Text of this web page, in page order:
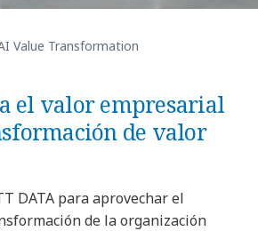
Value Transformation
el valor empresarial
de valor
DATA para aprovechar el
de la organización